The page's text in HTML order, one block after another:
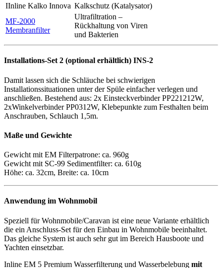
IInline Kalko Innova Kalkschutz (Katalysator)
MF-2000
Membranfilter
Ultrafiltration –
Rückhaltung von Viren
und Bakterien
Installations-Set 2 (optional erhältlich) INS-2
Damit lassen sich die Schläuche bei schwierigen
Installationssituationen unter der Spüle einfacher verlegen und
anschließen. Bestehend aus: 2x Einsteckverbinder PP221212W,
2xWinkelverbinder PP0312W, Klebepunkte zum Festhalten beim
Anschrauben, Schlauch 1,5m.
Maße und Gewichte
Gewicht mit EM Filterpatrone: ca. 960g
Gewicht mit SC-99 Sedimentfilter: ca. 610g
Höhe: ca. 32cm, Breite: ca. 10cm
Anwendung im Wohnmobil
Speziell für Wohnmobile/Caravan ist eine neue Variante erhältlich
die ein Anschluss-Set für den Einbau in Wohnmobile beeinhaltet.
Das gleiche System ist auch sehr gut im Bereich Hausboote und
Yachten einsetzbar.
Inline EM 5 Premium Wasserfilterung und Wasserbelebung mit